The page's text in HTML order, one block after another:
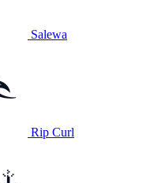
Salewa
Rip Curl